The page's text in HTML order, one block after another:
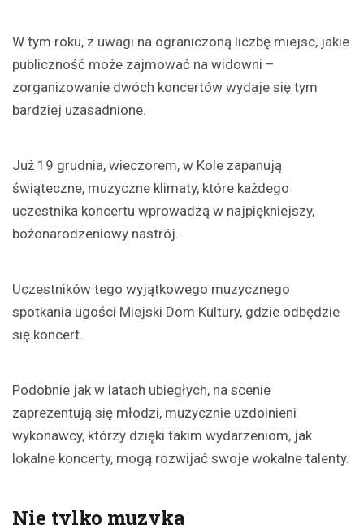
W tym roku, z uwagi na ograniczoną liczbę miejsc, jakie
publiczność może zajmować na widowni –
zorganizowanie dwóch koncertów wydaje się tym
bardziej uzasadnione.
Już 19 grudnia, wieczorem, w Kole zapanują
świąteczne, muzyczne klimaty, które każdego
uczestnika koncertu wprowadzą w najpiękniejszy,
bożonarodzeniowy nastrój.
Uczestników tego wyjątkowego muzycznego
spotkania ugości Miejski Dom Kultury, gdzie odbędzie
się koncert.
Podobnie jak w latach ubiegłych, na scenie
zaprezentują się młodzi, muzycznie uzdolnieni
wykonawcy, którzy dzięki takim wydarzeniom, jak
lokalne koncerty, mogą rozwijać swoje wokalne talenty.
Nie tylko muzyka